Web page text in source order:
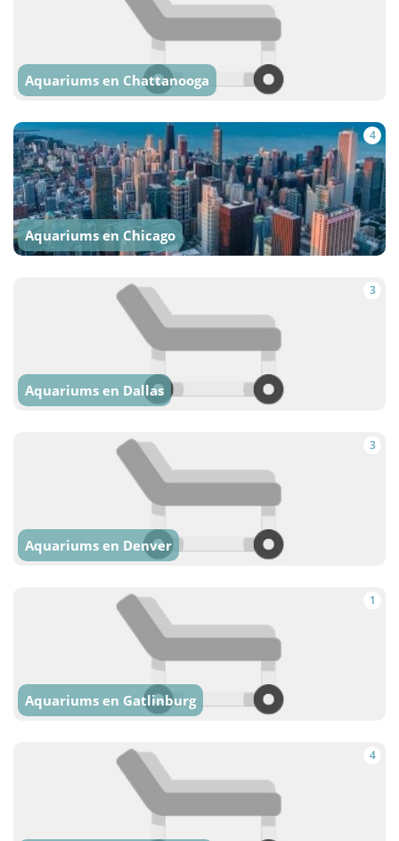
Aquariums en Chattanooga
4
Aquariums en Chicago
3
Aquariums en Dallas
3
Aquariums en Denver
1
Aquariums en Gatlinburg
4